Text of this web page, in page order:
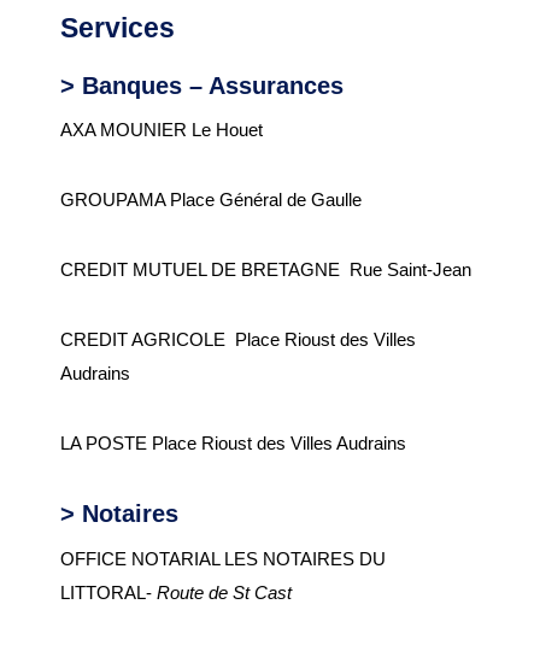
Services
> Banques – Assurances
AXA MOUNIER Le Houet
GROUPAMA Place Général de Gaulle
CREDIT MUTUEL DE BRETAGNE Rue Saint-Jean
CREDIT AGRICOLE Place Rioust des Villes
Audrains
LA POSTE Place Rioust des Villes Audrains
> Notaires
OFFICE NOTARIAL LES NOTAIRES DU
LITTORAL- Route de St Cast